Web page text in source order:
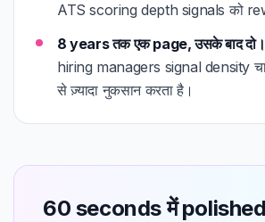
ATS scoring depth signals को
8 years तक एक page, उसके बाद दो।
hiring managers signal density
से ज़्यादा नुकसान करता है।
60 seconds में